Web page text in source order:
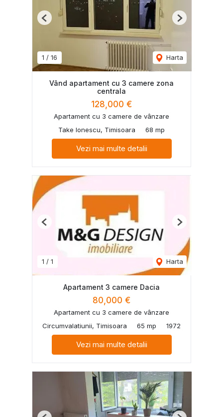
1 / 16 Harta
Previous Next
Vând apartament cu 3 camere zona
centrala
128,000 €
Apartament cu 3 camere de vânzare
Take Ionescu, Timisoara
68 mp
Vezi mai multe detalii
1 / 1 Harta
Previous Next
Apartament 3 camere Dacia
80,000 €
Apartament cu 3 camere de vânzare
Circumvalatiunii, Timisoara
65 mp 1972
Vezi mai multe detalii